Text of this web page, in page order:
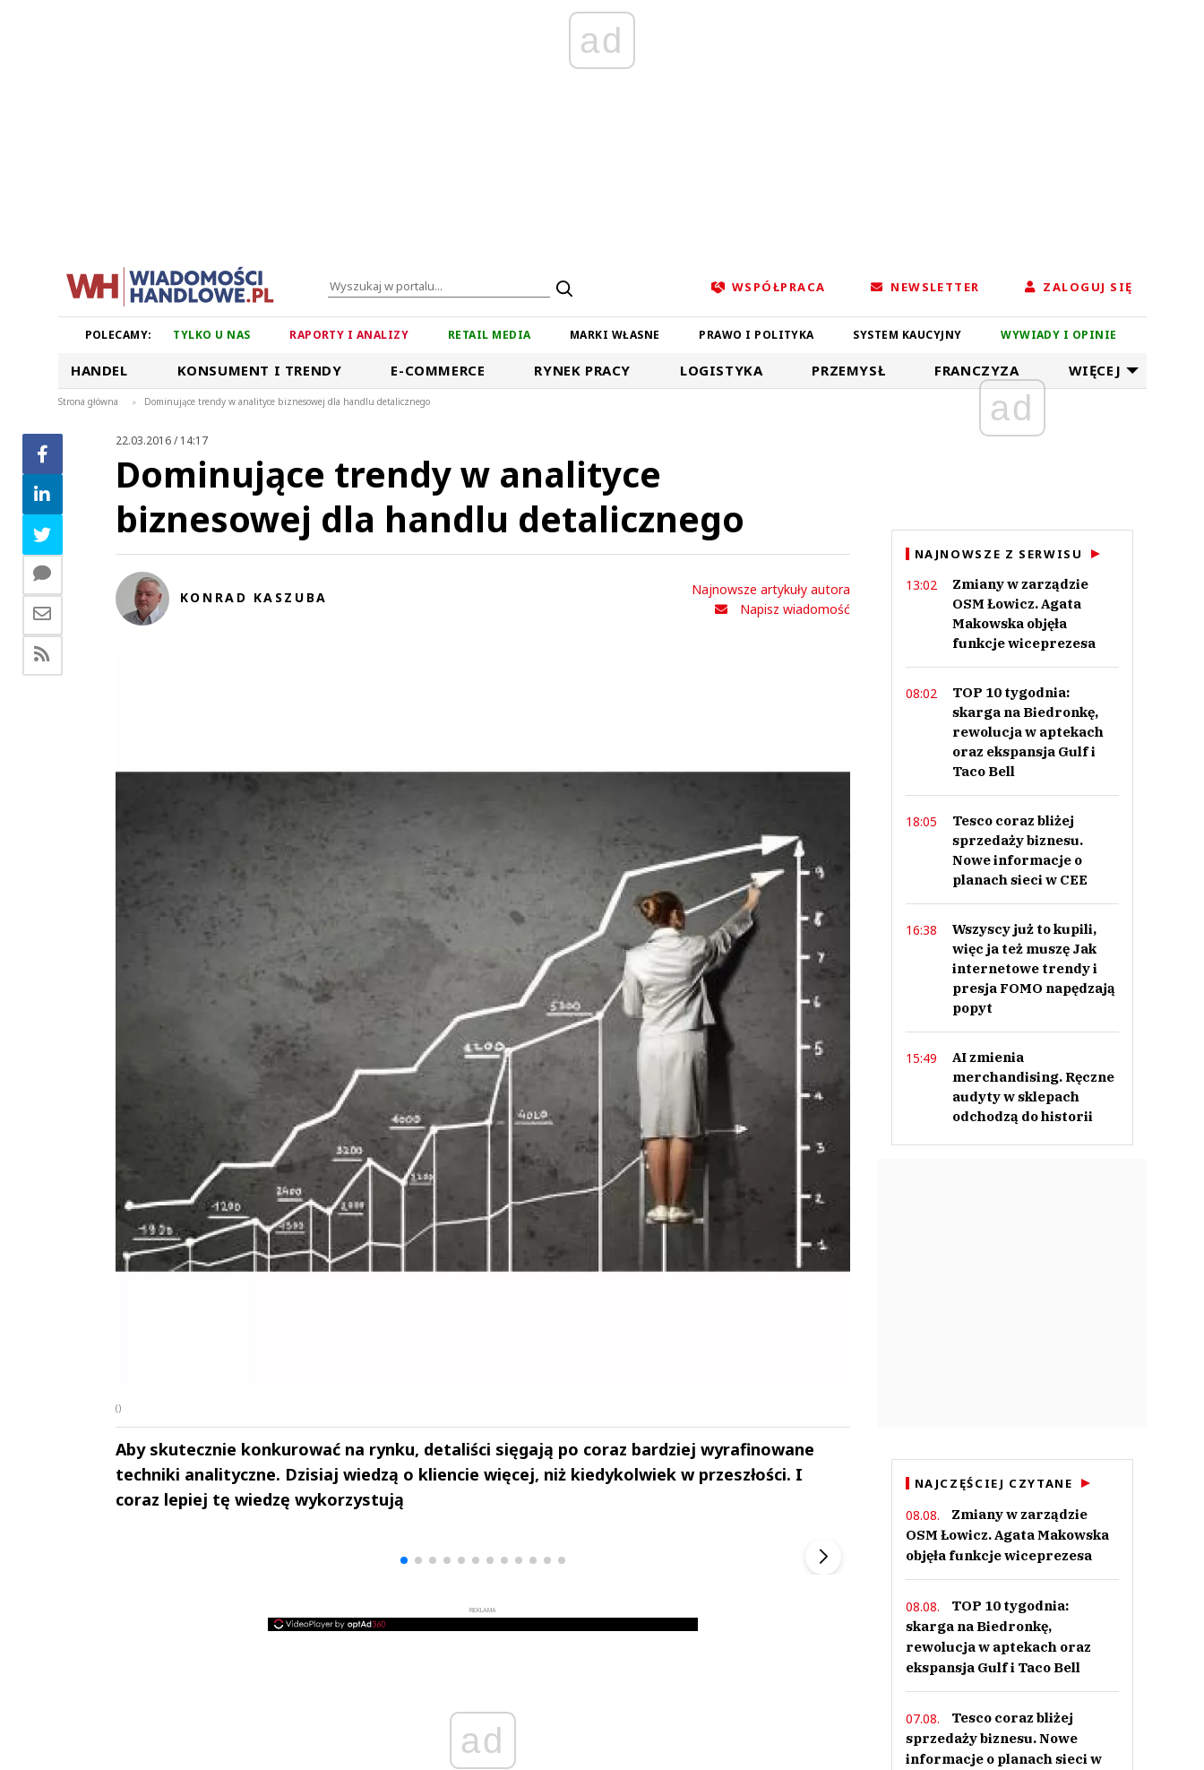
ad
WSPÓŁPRACA NEWSLETTER ZALOGUJ SIĘ
POLECAMY: TYLKO U NAS RAPORTY I ANALIZY RETAIL MEDIA MARKI WŁASNE PRAWO I POLITYKA SYSTEM KAUCYJNY WYWIADY I OPINIE
HANDEL KONSUMENT I TRENDY E-COMMERCE RYNEK PRACY LOGISTYKA PRZEMYSŁ FRANCZYZA WIĘCEJ
Strona główna > Dominujące trendy w analityce biznesowej dla handlu detalicznego
22.03.2016 / 14:17
Dominujące trendy w analityce
biznesowej dla handlu detalicznego
KONRAD KASZUBA
Najnowsze artykuły autora
Napisz wiadomość
()
Aby skutecznie konkurować na rynku, detaliści sięgają po coraz bardziej wyrafinowane
techniki analityczne. Dzisiaj wiedzą o kliencie więcej, niż kiedykolwiek w przeszłości. I
coraz lepiej tę wiedzę wykorzystują
REKLAMA
ad
Andrzej i Marta
Marta i Andrzej
▶
Szefem być Sezon 2 Marcin Przybysz
ad
NAJNOWSZE Z SERWISU
13:02
Zmiany w zarządzie
OSM Łowicz. Agata
Makowska objęła
funkcje wiceprezesa
08:02
TOP 10 tygodnia:
skarga na Biedronkę,
rewolucja w aptekach
oraz ekspansja Gulf i
Taco Bell
18:05
Tesco coraz bliżej
sprzedaży biznesu.
Nowe informacje o
planach sieci w CEE
16:38
Wszyscy już to kupili,
więc ja też muszę Jak
internetowe trendy i
presja FOMO napędzają
popyt
15:49
AI zmienia
merchandising. Ręczne
audyty w sklepach
odchodzą do historii
NAJCZĘŚCIEJ CZYTANE
08.08.
Zmiany w zarządzie
OSM Łowicz. Agata Makowska
objęła funkcje wiceprezesa
08.08.
TOP 10 tygodnia:
skarga na Biedronkę,
rewolucja w aptekach oraz
ekspansja Gulf i Taco Bell
07.08.
Tesco coraz bliżej
sprzedaży biznesu. Nowe
informacje o planach sieci w